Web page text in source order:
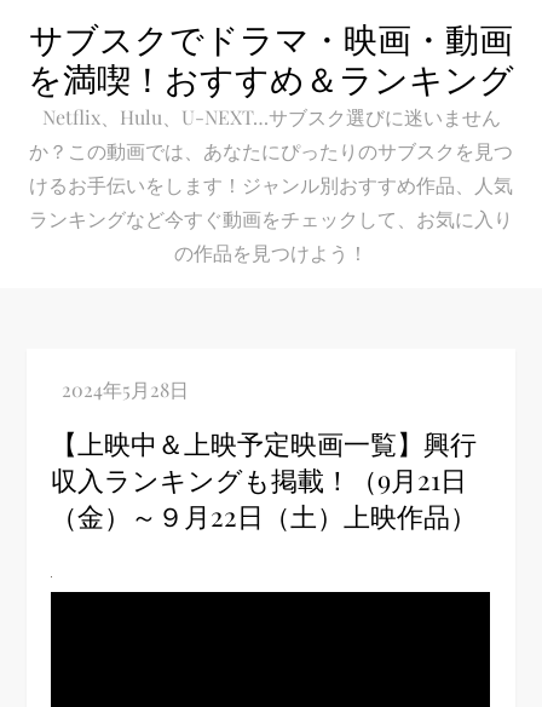
content
サブスクでドラマ・映画・動画
を満喫！おすすめ＆ランキング
Netflix、Hulu、U-NEXT…サブスク選びに迷いません
か？この動画では、あなたにぴったりのサブスクを見つ
けるお手伝いをします！ジャンル別おすすめ作品、人気
ランキングなど今すぐ動画をチェックして、お気に入り
の作品を見つけよう！
【上映中＆上映予定映画一覧】興行
収入ランキングも掲載！（9月21日
（金）～９月22日（土）上映作品）